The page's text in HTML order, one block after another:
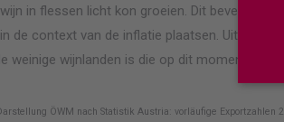
in flessen licht kon groeien. Dit bevestigt
de context van de inflatie plaatsen. Uit
weinige wijnlanden is die op dit moment
ÖWM nach Statistik Austria: vorläufige